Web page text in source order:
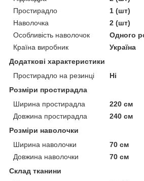
Простирадло
1 (шт)
Наволочка
2 (шт)
Особливість наволочок
Одного
Країна виробник
Україна
Додаткові характеристики
Простирадло на резинці
Ні
Розміри простирадла
Ширина простирадла
220 см
Довжина простирадла
240 см
Розміри наволочки
Ширина наволочки
70 см
Довжина наволочки
70 см
Склад тканини